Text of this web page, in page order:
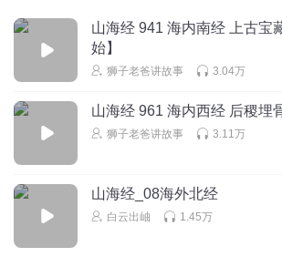
群鸟所生及所解。在雁门北。 雁门山
北。 高柳在代北。 舜妻登比氏生宵明、
女之灵能照此所方百里。一曰登北氏。
东北。其鸟文赤、黄、青，东乡。
2022-06-25
系之山上木读成系之山之上
山海经 941 海内南经 上古宝
始】
狮子老爸讲故事 3.04万
山海经 961 海内西经 后稷埋
狮子老爸讲故事 3.11万
山海经_08海外北经
白云出岫 1.45万